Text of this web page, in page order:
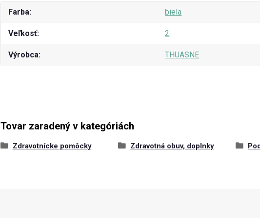
Farba biela
Veľkosť 2
Výrobca THUASNE
Tovar zaradený v kategóriách
Zdravotnícke pomôcky Zdravotná obuv, doplnky